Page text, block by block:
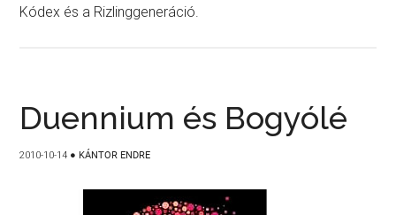
Kódex és a Rizlinggeneráció.
Duennium és Bogyólé
2010-10-14 ● KÁNTOR ENDRE